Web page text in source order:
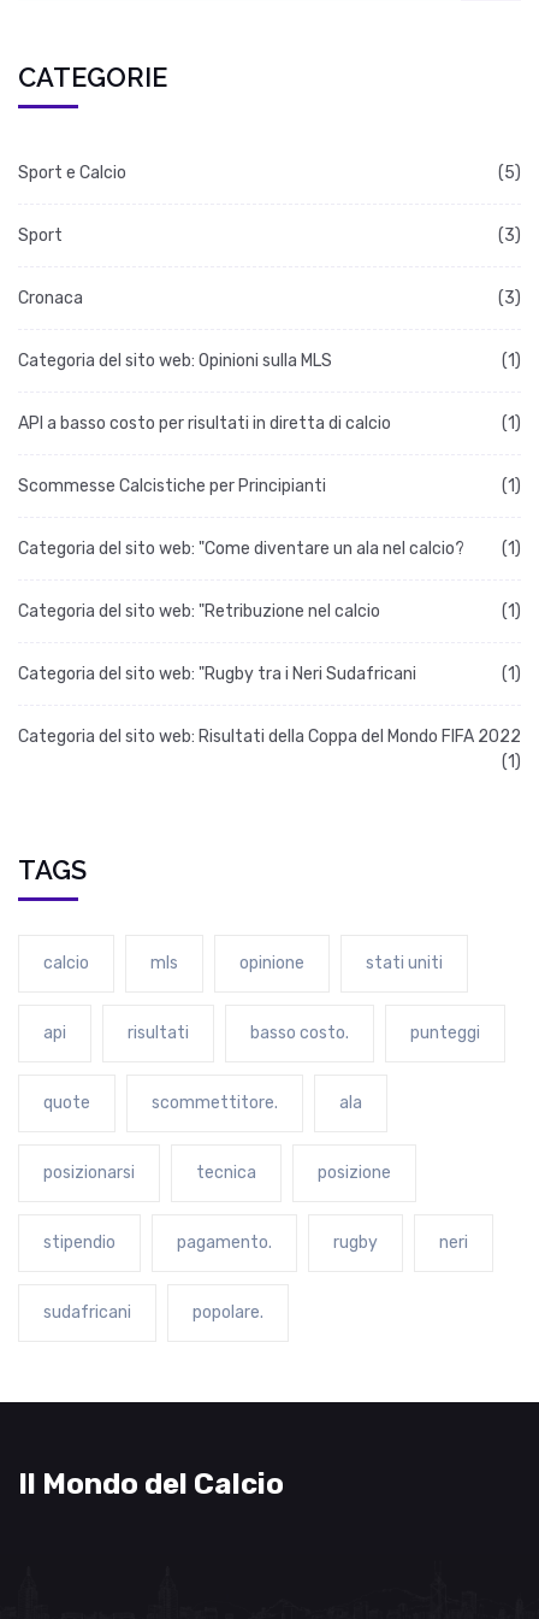
CATEGORIE
Sport e Calcio (5)
Sport (3)
Cronaca (3)
Categoria del sito web: Opinioni sulla MLS (1)
API a basso costo per risultati in diretta di calcio (1)
Scommesse Calcistiche per Principianti (1)
Categoria del sito web: "Come diventare un ala nel calcio? (1)
Categoria del sito web: "Retribuzione nel calcio (1)
Categoria del sito web: "Rugby tra i Neri Sudafricani (1)
Categoria del sito web: Risultati della Coppa del Mondo FIFA 2022
(1)
TAGS
calcio mls opinione stati uniti
api risultati basso costo. punteggi
quote scommettitore. ala
posizionarsi tecnica posizione
stipendio pagamento. rugby neri
sudafricani popolare.
Il Mondo del Calcio